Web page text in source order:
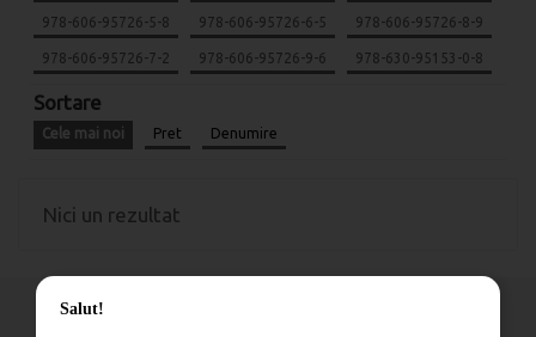
978-606-95726-5-8 978-606-95726-6-5 978-606-95726-8-9
978-606-95726-7-2 978-606-95726-9-6 978-630-95153-0-8
Sortare
Cele mai noi Pret Denumire
Nici un rezultat
Salut!